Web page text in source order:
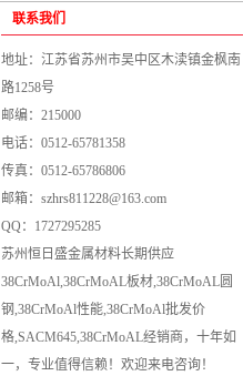
联系我们
地址：江苏省苏州市吴中区木渎镇金枫南
路1258号
邮编：215000
电话：0512-65781358
传真：0512-65786806
邮箱：szhrs811228@163.com
QQ：1727295285
苏州恒日盛金属材料长期供应
38CrMoAl,38CrMoAL板材,38CrMoAL圆
钢,38CrMoAl性能,38CrMoAl批发价
格,SACM645,38CrMoAL经销商，十年如
一，专业值得信赖！欢迎来电咨询！